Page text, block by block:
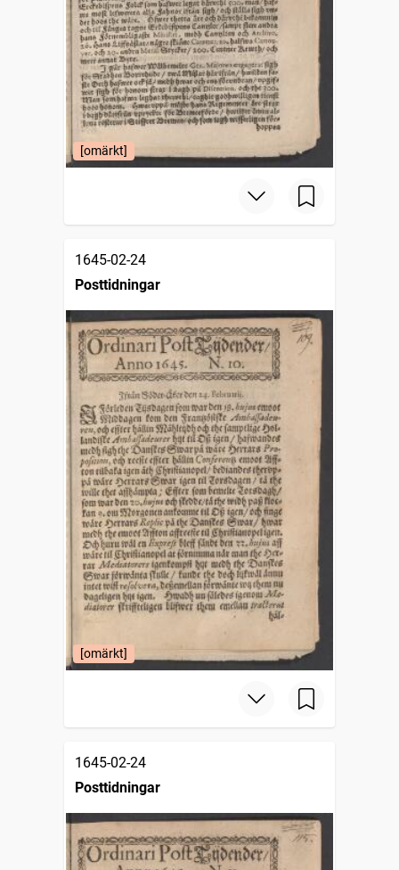
[omärkt]
1645-02-24
Posttidningar
[omärkt]
1645-02-24
Posttidningar